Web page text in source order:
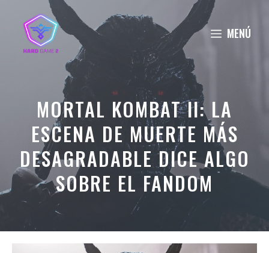
contenido
MENÚ
MORTAL KOMBAT II: LA
ESCENA DE MUERTE MÁS
DESAGRADABLE DICE ALGO
SOBRE EL FANDOM